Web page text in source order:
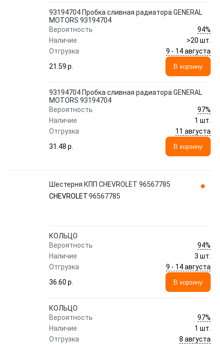
93194704 Пробка сливная радиатора GENERAL
MOTORS 93194704
Вероятность
94%
Наличие
>20 шт.
Отгрузка
9 - 14 августа
21.59 p.
В корзину
93194704 Пробка сливная радиатора GENERAL
MOTORS 93194704
Вероятность
97%
Наличие
1 шт.
Отгрузка
11 августа
31.48 p.
В корзину
Шестерня КПП CHEVROLET 96567785
CHEVROLET96567785
КОЛЬЦО
Вероятность
94%
Наличие
3 шт.
Отгрузка
9 - 14 августа
36.60 p.
В корзину
КОЛЬЦО
Вероятность
97%
Наличие
1 шт.
Отгрузка
8 августа